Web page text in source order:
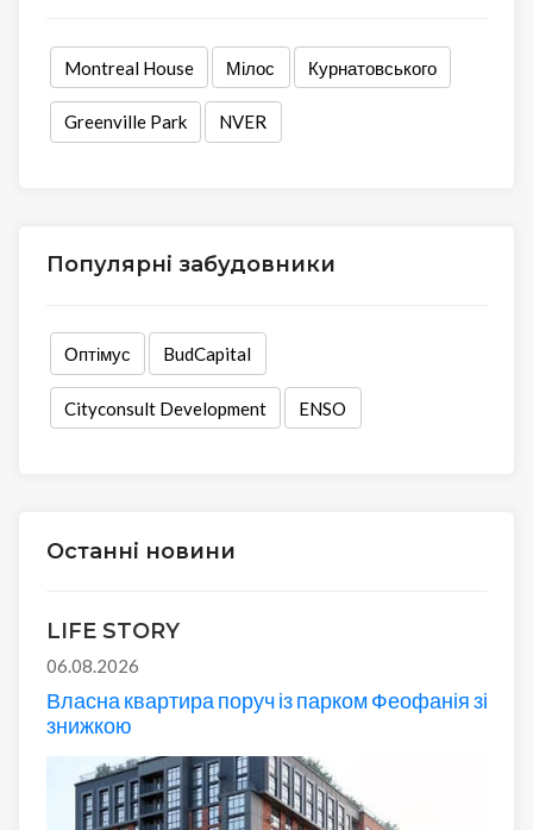
Montreal House Мілос Курнатовського
Greenville Park NVER
Популярні забудовники
Оптімус BudCapital
Cityconsult Development ENSO
Останні новини
LIFE STORY
06.08.2026
Власна квартира поруч із парком Феофанія зі
знижкою